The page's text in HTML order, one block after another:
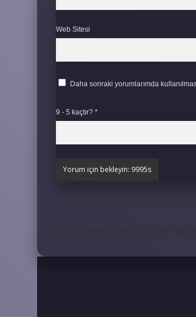
Web Sitesi
Daha sonraki yorumlarımda
9 - 5 kaçtır? *